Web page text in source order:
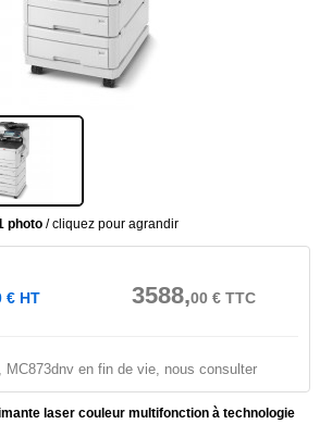
photo / cliquez pour agrandir
laser couleur multifonction à technologie
€HT 3588,00€TTC
MC873dnv en fin de vie, nous consulter